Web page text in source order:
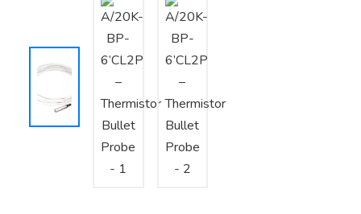
Tư vấn – Thiết kế – Cung cấp thiết bị HVAC
Tư vấn thiết kế, thi công tủ điều khiển
Thi công – Lắp đặt hệ thống HVAC